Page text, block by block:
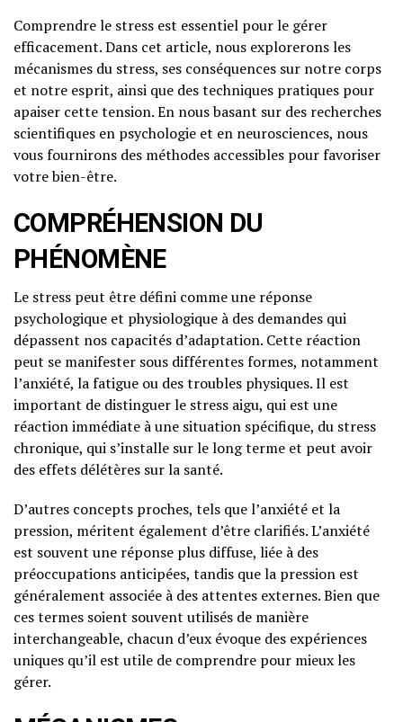
Comprendre le stress est essentiel pour le gérer
efficacement. Dans cet article, nous explorerons les
mécanismes du stress, ses conséquences sur notre corps
et notre esprit, ainsi que des techniques pratiques pour
apaiser cette tension. En nous basant sur des recherches
scientifiques en psychologie et en neurosciences, nous
vous fournirons des méthodes accessibles pour favoriser
votre bien-être.
COMPRÉHENSION DU
PHÉNOMÈNE
Le stress peut être défini comme une réponse
psychologique et physiologique à des demandes qui
dépassent nos capacités d’adaptation. Cette réaction
peut se manifester sous différentes formes, notamment
l’anxiété, la fatigue ou des troubles physiques. Il est
important de distinguer le stress aigu, qui est une
réaction immédiate à une situation spécifique, du stress
chronique, qui s’installe sur le long terme et peut avoir
des effets délétères sur la santé.
D’autres concepts proches, tels que l’anxiété et la
pression, méritent également d’être clarifiés. L’anxiété
est souvent une réponse plus diffuse, liée à des
préoccupations anticipées, tandis que la pression est
généralement associée à des attentes externes. Bien que
ces termes soient souvent utilisés de manière
interchangeable, chacun d’eux évoque des expériences
uniques qu’il est utile de comprendre pour mieux les
gérer.